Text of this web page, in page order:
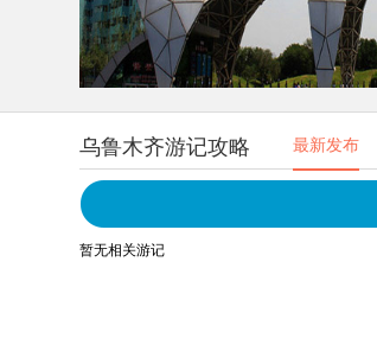
乌鲁木齐游记攻略 最新发布
暂无相关游记